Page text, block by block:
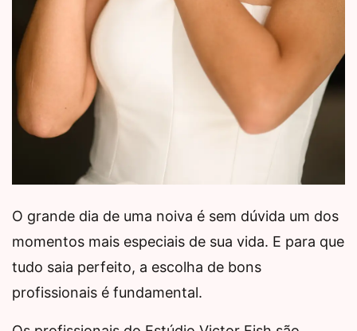
O grande dia de uma noiva é sem dúvida um dos
momentos mais especiais de sua vida. E para que
tudo saia perfeito, a escolha de bons
profissionais é fundamental.